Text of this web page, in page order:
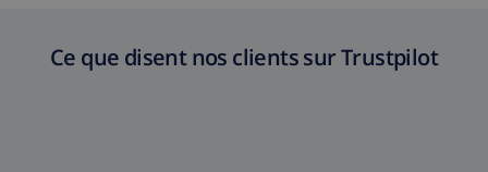
Ce que disent nos clients sur Trustpilot